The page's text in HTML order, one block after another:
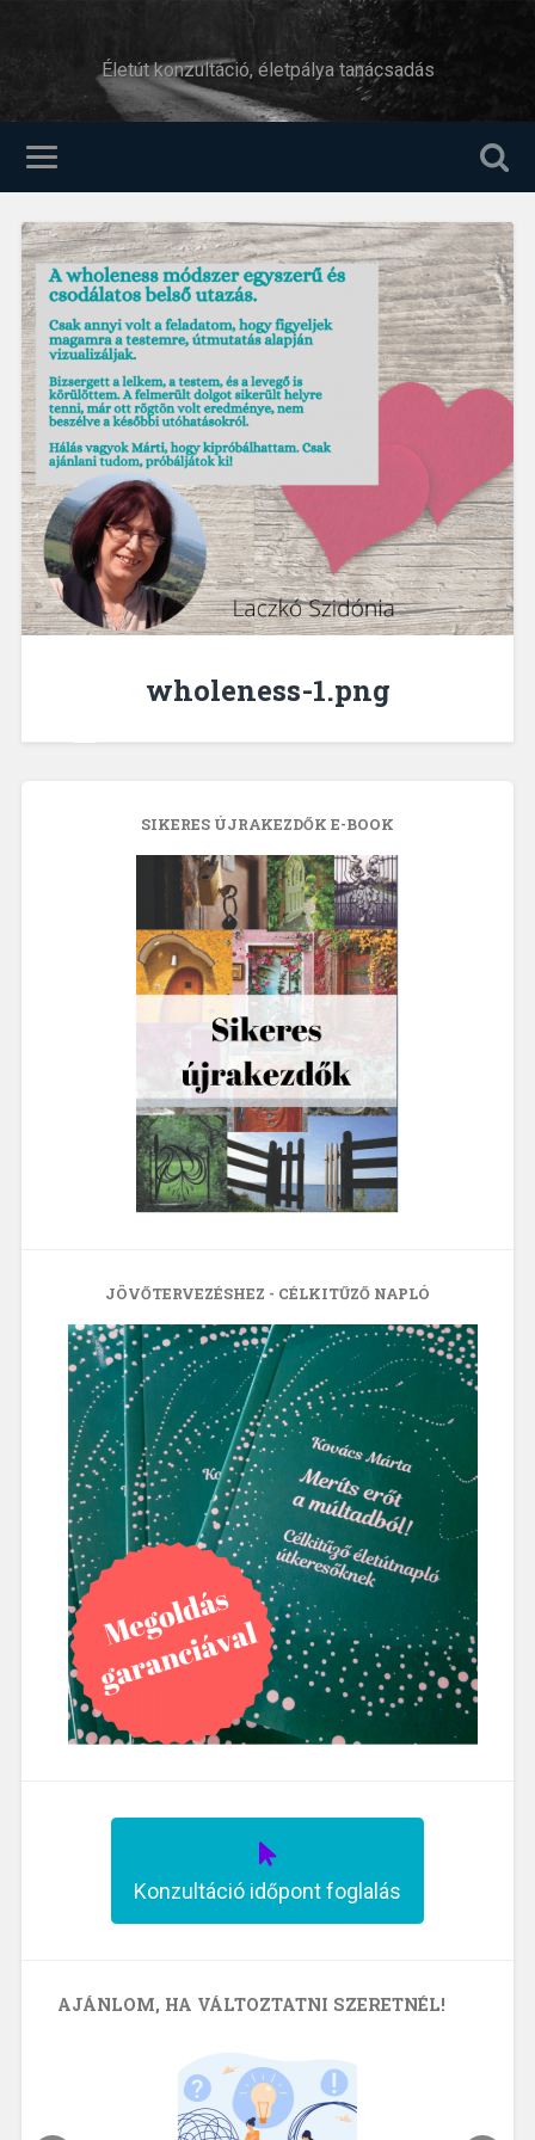
Életút konzultáció, életpálya tanácsadás
wholeness-1.png
SIKERES ÚJRAKEZDŐK E-BOOK
JÖVŐTERVEZÉSHEZ - CÉLKITŰZŐ NAPLÓ
Konzultáció időpont foglalás
AJÁNLOM, HA VÁLTOZTATNI SZERETNÉL!